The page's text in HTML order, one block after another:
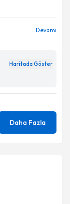
Devamı
Haritada Göster
Daha Fazla